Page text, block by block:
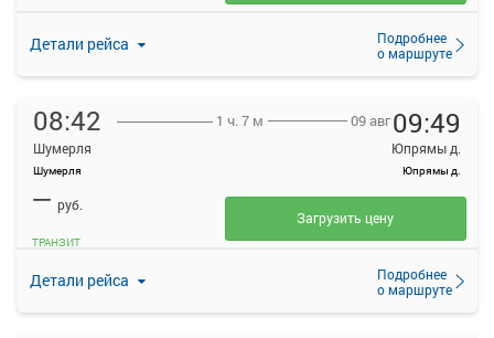
Детали рейса
Подробнее
о маршруте
08:42
Шумерля
Шумерля
1 ч. 7 м 09 авг09:49
Юпрямы д.
Юпрямы д.
Детали рейса
Подробнее
о маршруте
— руб.
ТРАНЗИТ
Загрузить цену